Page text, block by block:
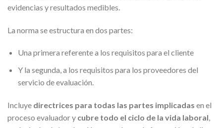
evidencias y resultados medibles.
La norma se estructura en dos partes:
Una primera referente a los requisitos para el cliente
Y la segunda, a los requisitos para los proveedores del
servicio de evaluación.
Incluye directrices para todas las partes implicadas en el
proceso evaluador y cubre todo el ciclo de la vida laboral